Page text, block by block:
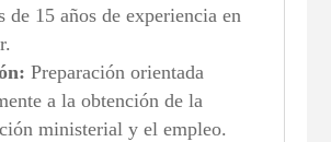
de 15 años de experiencia en
Preparación orientada
a la obtención de la
ministerial y el empleo.